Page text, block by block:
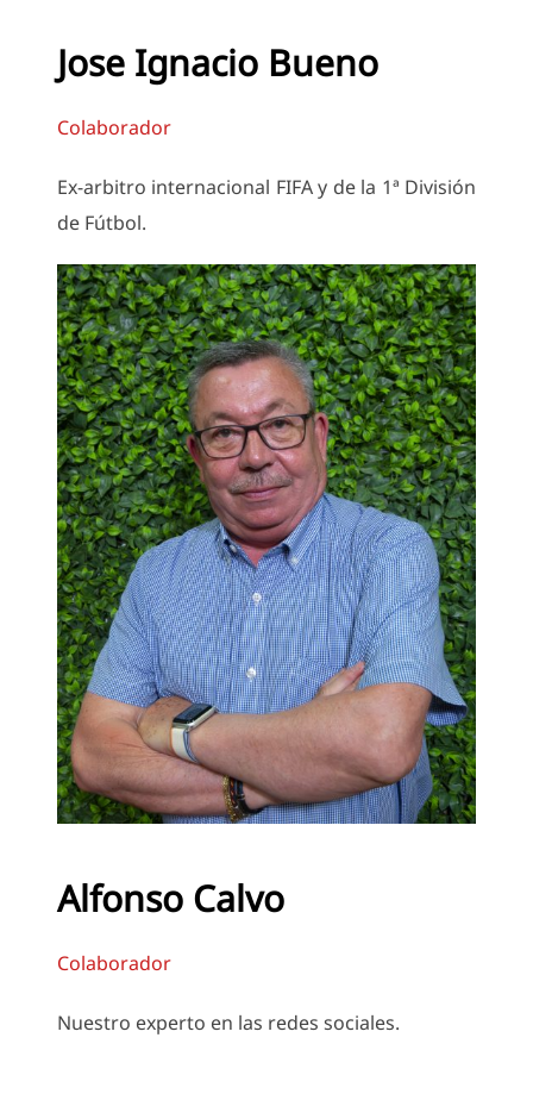
Jose Ignacio Bueno
Colaborador
Ex-arbitro internacional FIFA y de la 1ª División
de Fútbol.
Alfonso Calvo
Colaborador
Nuestro experto en las redes sociales.